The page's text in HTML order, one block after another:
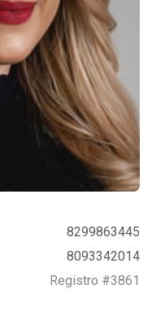
8299863445
8093342014
Registro #3861